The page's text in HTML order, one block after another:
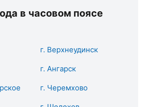
в часовом поясе
г. Верхнеудинск
г. Ангарск
г. Черемхово